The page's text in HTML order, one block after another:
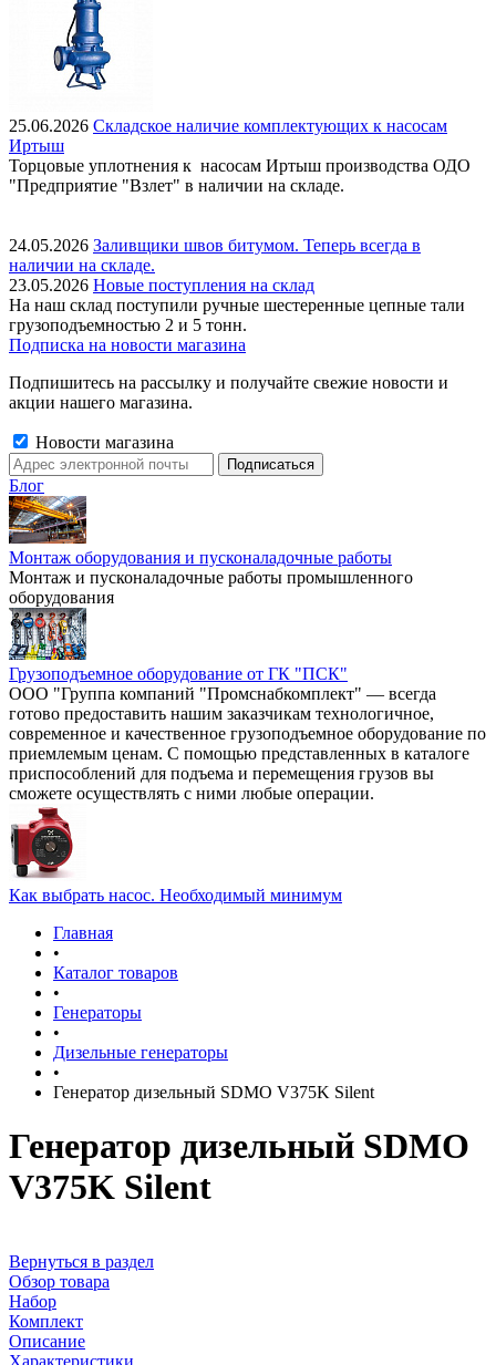
25.06.2026 Складское наличие комплектующих к насосам
Иртыш
Торцовые уплотнения к насосам Иртыш производства ОДО
"Предприятие "Взлет" в наличии на складе.
24.05.2026 Заливщики швов битумом. Теперь всегда в
наличии на складе.
23.05.2026 Новые поступления на склад
На наш склад поступили ручные шестеренные цепные тали
грузоподъемностью 2 и 5 тонн.
Подписка на новости магазина
Подпишитесь на рассылку и получайте свежие новости и
акции нашего магазина.
Новости магазина
Блог
Монтаж оборудования и пусконаладочные работы
Монтаж и пусконаладочные работы промышленного
оборудования
Грузоподъемное оборудование от ГК "ПСК"
ООО "Группа компаний "Промснабкомплект" — всегда
готово предоставить нашим заказчикам технологичное,
современное и качественное грузоподъемное оборудование по
приемлемым ценам. С помощью представленных в каталоге
приспособлений для подъема и перемещения грузов вы
сможете осуществлять с ними любые операции.
Как выбрать насос. Необходимый минимум
Главная
•
Каталог товаров
•
Генераторы
•
Дизельные генераторы
•
Генератор дизельный SDMO V375K Silent
Генератор дизельный SDMO
V375K Silent
Вернуться в раздел
Обзор товара
Набор
Комплект
Описание
Характеристики